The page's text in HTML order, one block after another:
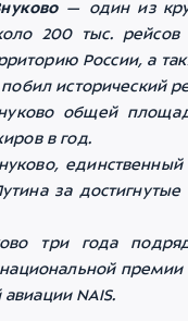
— один из
200 тыс.
России, а
побил
общей
в год.
единственный
за
три года
премии
NAIS.